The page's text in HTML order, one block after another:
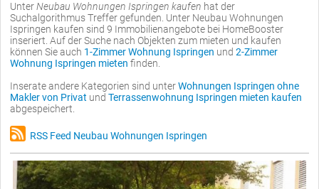
UnterNeubau Wohnungen Ispringen kaufen hat der
Suchalgorithmus Treffer gefunden. Unter Neubau Wohnungen
Ispringen kaufen sind 9 Immobilienangebote bei HomeBooster
inseriert. Auf der Suche nach Objekten zum mieten und kaufen
können Sie auch 1-Zimmer Wohnung Ispringen und 2-Zimmer
Wohnung Ispringen mieten finden.
Inserate andere Kategorien sind unterWohnungen Ispringen ohne
Makler von Privat und Terrassenwohnung Ispringen mieten kaufen
abgespeichert.
RSS Feed Neubau Wohnungen Ispringen